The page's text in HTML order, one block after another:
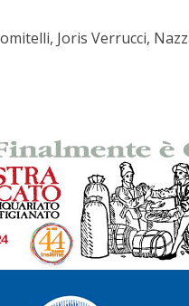
Joris Verrucci,